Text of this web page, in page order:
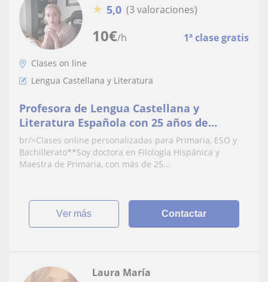
10€/h 1ª clase gratis
★ 5,0 (3 valoraciones)
Clases on line
Lengua Castellana y Literatura
Profesora de Lengua Castellana y
Literatura Española con 25 años de
experiencia
br/>Clases online personalizadas para Primaria, ESO y
Bachillerato**Soy doctora en Filología Hispánica y
Maestra de Primaria, con más de 25...
ver más Contactar
Laura María